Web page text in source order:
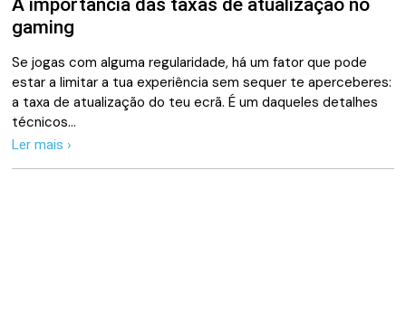
gaming
Se jogas com alguma regularidade, há um fator que pode
estar a limitar a tua experiência sem sequer te aperceberes:
a taxa de atualização do teu ecrã. É um daqueles detalhes
técnicos…
Ler mais ›